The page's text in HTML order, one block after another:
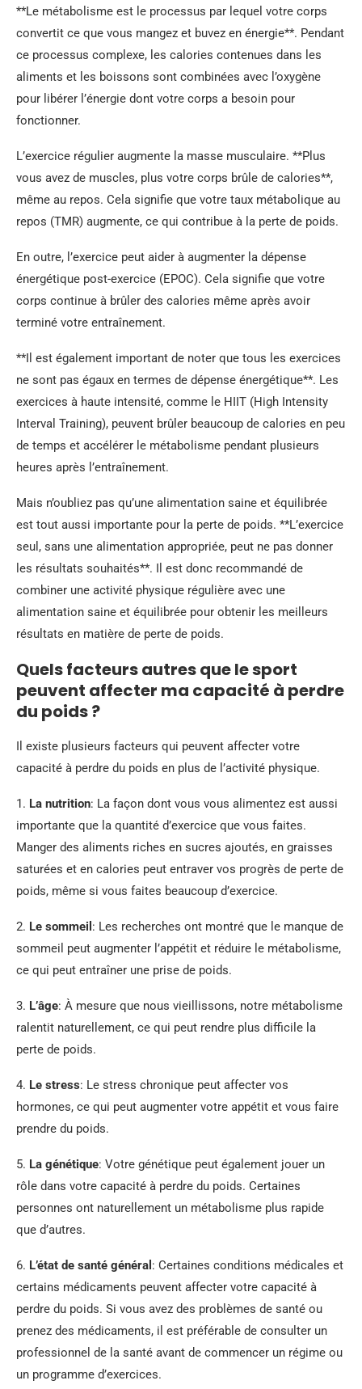
**Le métabolisme est le processus par lequel votre corps
convertit ce que vous mangez et buvez en énergie**. Pendant
ce processus complexe, les calories contenues dans les
aliments et les boissons sont combinées avec l’oxygène
pour libérer l’énergie dont votre corps a besoin pour
fonctionner.
L’exercice régulier augmente la masse musculaire. **Plus
vous avez de muscles, plus votre corps brûle de calories**,
même au repos. Cela signifie que votre taux métabolique au
repos (TMR) augmente, ce qui contribue à la perte de poids.
En outre, l’exercice peut aider à augmenter la dépense
énergétique post-exercice (EPOC). Cela signifie que votre
corps continue à brûler des calories même après avoir
terminé votre entraînement.
**Il est également important de noter que tous les exercices
ne sont pas égaux en termes de dépense énergétique**. Les
exercices à haute intensité, comme le HIIT (High Intensity
Interval Training), peuvent brûler beaucoup de calories en peu
de temps et accélérer le métabolisme pendant plusieurs
heures après l’entraînement.
Mais n’oubliez pas qu’une alimentation saine et équilibrée
est tout aussi importante pour la perte de poids. **L’exercice
seul, sans une alimentation appropriée, peut ne pas donner
les résultats souhaités**. Il est donc recommandé de
combiner une activité physique régulière avec une
alimentation saine et équilibrée pour obtenir les meilleurs
résultats en matière de perte de poids.
Quels facteurs autres que le sport
peuvent affecter ma capacité à perdre
du poids ?
Il existe plusieurs facteurs qui peuvent affecter votre
capacité à perdre du poids en plus de l’activité physique.
1. La nutrition: La façon dont vous vous alimentez est aussi
importante que la quantité d’exercice que vous faites.
Manger des aliments riches en sucres ajoutés, en graisses
saturées et en calories peut entraver vos progrès de perte de
poids, même si vous faites beaucoup d’exercice.
2. Le sommeil : Les recherches ont montré que le manque de
sommeil peut augmenter l’appétit et réduire le métabolisme,
ce qui peut entraîner une prise de poids.
3. L’âge: À mesure que nous vieillissons, notre métabolisme
ralentit naturellement, ce qui peut rendre plus difficile la
perte de poids.
4. Le stress: Le stress chronique peut affecter vos
hormones, ce qui peut augmenter votre appétit et vous faire
prendre du poids.
5. La génétique: Votre génétique peut également jouer un
rôle dans votre capacité à perdre du poids. Certaines
personnes ont naturellement un métabolisme plus rapide
que d’autres.
6. L’état de santé général : Certaines conditions médicales et
certains médicaments peuvent affecter votre capacité à
perdre du poids. Si vous avez des problèmes de santé ou
prenez des médicaments, il est préférable de consulter un
professionnel de la santé avant de commencer un régime ou
un programme d’exercices.